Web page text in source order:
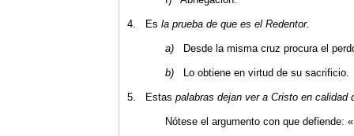
4. Es la prueba de que es el Redentor.
a) Desde la misma cruz procura el
b) Lo obtiene en virtud de su sacrificio.
5. Estas palabras dejan ver a Cristo en calidad
Nótese el argumento con que defiende: